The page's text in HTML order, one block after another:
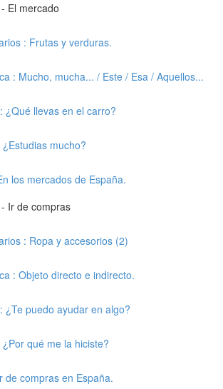
El mercado
: Frutas y verduras.
: Mucho, mucha... / Este / Esa / Aquellos...
¿Qué llevas en el carro?
mucho?
los mercados de España.
Ir de compras
: Ropa y accesorios (2)
: Objeto directo e indirecto.
¿Te puedo ayudar en algo?
qué me la hiciste?
de compras en España.